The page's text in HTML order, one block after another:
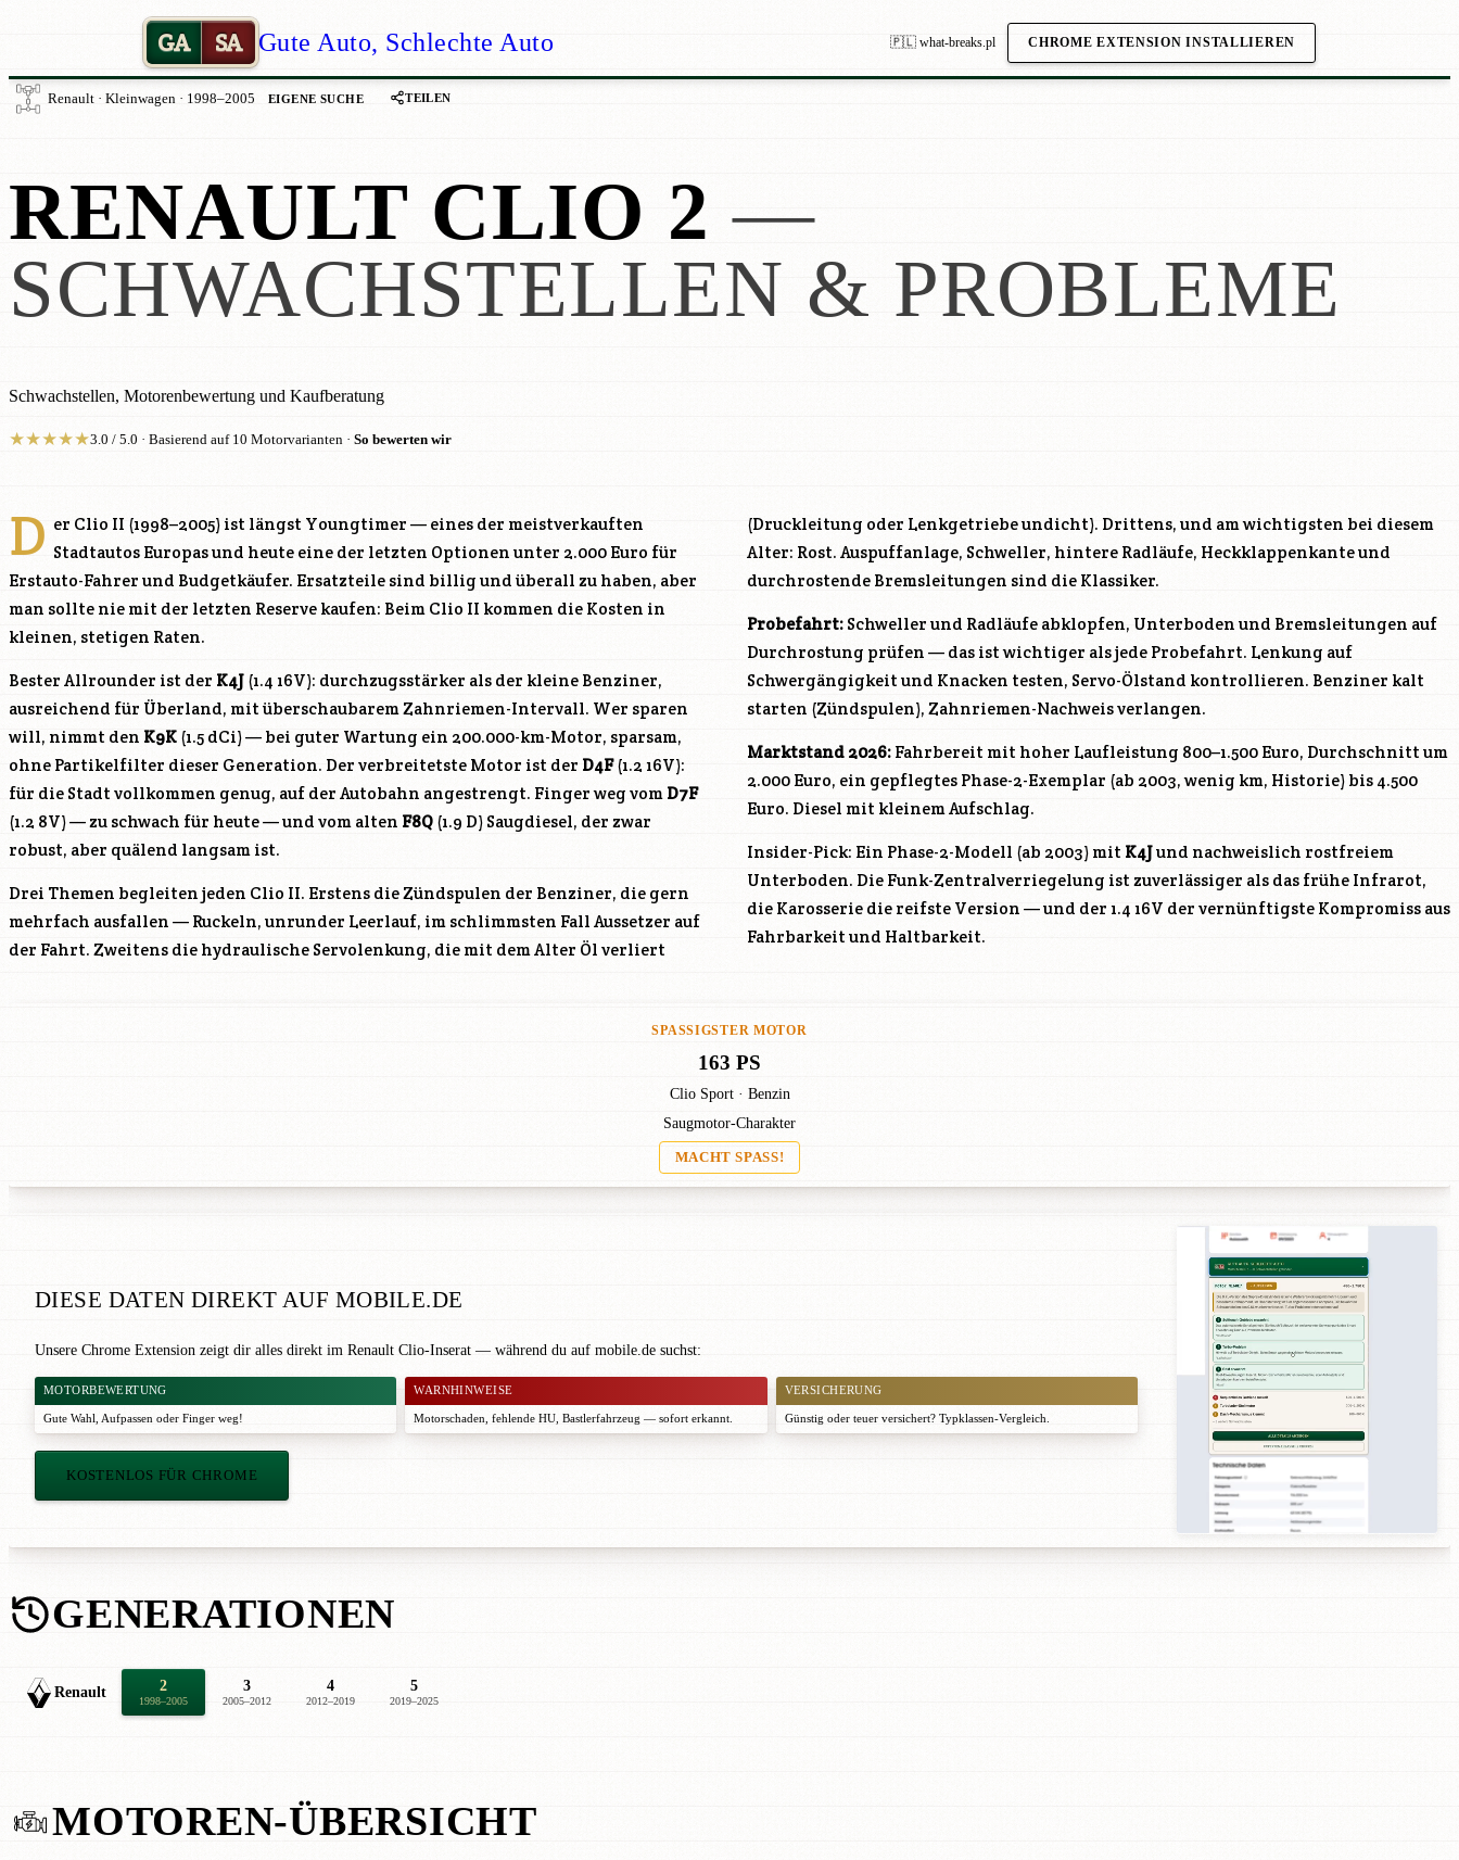
GA SA Gute Auto, Schlechte Auto 🇵🇱 what-breaks.pl CHROME EXTENSION INSTALLIEREN
Renault · Kleinwagen · 1998–2005 EIGENE SUCHE TEILEN
RENAULT CLIO 2 —
SCHWACHSTELLEN & PROBLEME
Schwachstellen, Motorenbewertung und Kaufberatung
★★★★★3.0 / 5.0 · Basierend auf 10 Motorvarianten · So bewerten wir
D er Clio II (1998–2005) ist längst Youngtimer — eines der meistverkauften
Stadtautos Europas und heute eine der letzten Optionen unter 2.000 Euro für
Erstauto-Fahrer und Budgetkäufer. Ersatzteile sind billig und überall zu haben, aber
man sollte nie mit der letzten Reserve kaufen: Beim Clio II kommen die Kosten in
kleinen, stetigen Raten.
Bester Allrounder ist der K4J (1.4 16V): durchzugsstärker als der kleine Benziner,
ausreichend für Überland, mit überschaubarem Zahnriemen-Intervall. Wer sparen
will, nimmt den K9K (1.5 dCi) — bei guter Wartung ein 200.000-km-Motor, sparsam,
ohne Partikelfilter dieser Generation. Der verbreitetste Motor ist der D4F(1.2 16V):
für die Stadt vollkommen genug, auf der Autobahn angestrengt. Finger weg vom D7F
(1.2 8V) — zu schwach für heute — und vom alten F8Q (1.9 D) Saugdiesel, der zwar
robust, aber quälend langsam ist.
Drei Themen begleiten jeden Clio II. Erstens die Zündspulen der Benziner, die gern
mehrfach ausfallen — Ruckeln, unrunder Leerlauf, im schlimmsten Fall Aussetzer auf
der Fahrt. Zweitens die hydraulische Servolenkung, die mit dem Alter Öl verliert
(Druckleitung oder Lenkgetriebe undicht). Drittens, und am wichtigsten bei diesem
Alter: Rost. Auspuffanlage, Schweller, hintere Radläufe, Heckklappenkante und
durchrostende Bremsleitungen sind die Klassiker.
Probefahrt: Schweller und Radläufe abklopfen, Unterboden und Bremsleitungen auf
Durchrostung prüfen — das ist wichtiger als jede Probefahrt. Lenkung auf
Schwergängigkeit und Knacken testen, Servo-Ölstand kontrollieren. Benziner kalt
starten (Zündspulen), Zahnriemen-Nachweis verlangen.
Marktstand 2026: Fahrbereit mit hoher Laufleistung 800–1.500 Euro, Durchschnitt um
2.000 Euro, ein gepflegtes Phase-2-Exemplar (ab 2003, wenig km, Historie) bis 4.500
Euro. Diesel mit kleinem Aufschlag.
Insider-Pick: Ein Phase-2-Modell (ab 2003) mit K4Jund nachweislich rostfreiem
Unterboden. Die Funk-Zentralverriegelung ist zuverlässiger als das frühe Infrarot,
die Karosserie die reifste Version — und der 1.4 16V der vernünftigste Kompromiss aus
Fahrbarkeit und Haltbarkeit.
SPASSIGSTER MOTOR
163 PS
Clio Sport · Benzin
Saugmotor-Charakter
MACHT SPASS!
DIESE DATEN DIREKT AUF MOBILE.DE
Unsere Chrome Extension zeigt dir alles direkt im Renault Clio-Inserat — während du auf mobile.de suchst:
MOTORBEWERTUNG
Gute Wahl Aufpassen oder Finger weg!
WARNHINWEISE
Motorschaden, fehlende HU, Bastlerfahrzeug — sofort erkannt.
VERSICHERUNG
Günstig oder teuer versichert? Typklassen-Vergleich.
KOSTENLOS FÜR CHROME
GENERATIONEN
Renault 2
1998–2005
3
2005–2012
4
2012–2019
5
2019–2025
MOTOREN-ÜBERSICHT